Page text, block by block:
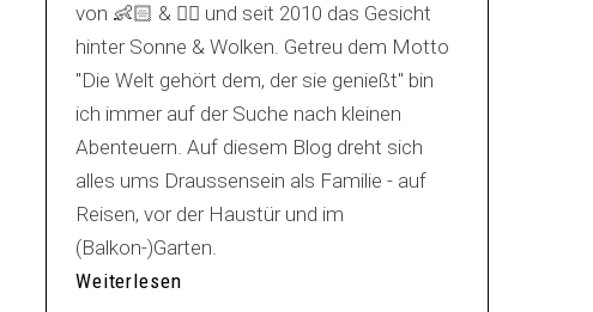
von 👶🏻 & 🐕‍🦺 und seit 2010 das Gesicht
hinter Sonne & Wolken. Getreu dem Motto
"Die Welt gehört dem, der sie genießt" bin
ich immer auf der Suche nach kleinen
Abenteuern. Auf diesem Blog dreht sich
alles ums Draussensein als Familie - auf
Reisen, vor der Haustür und im
(Balkon-)Garten.
Weiterlesen